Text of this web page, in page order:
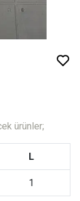
ürünler;
L
1